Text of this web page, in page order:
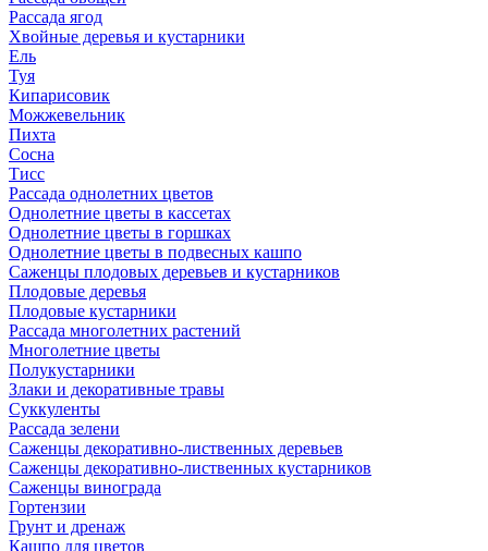
Рассада ягод
Хвойные деревья и кустарники
Ель
Туя
Кипарисовик
Можжевельник
Пихта
Сосна
Тисc
Рассада однолетних цветов
Однолетние цветы в кассетах
Однолетние цветы в горшках
Однолетние цветы в подвесных кашпо
Саженцы плодовых деревьев и кустарников
Плодовые деревья
Плодовые кустарники
Рассада многолетних растений
Многолетние цветы
Полукустарники
Злаки и декоративные травы
Суккуленты
Рассада зелени
Саженцы декоративно-лиственных деревьев
Саженцы декоративно-лиственных кустарников
Саженцы винограда
Гортензии
Грунт и дренаж
Кашпо для цветов